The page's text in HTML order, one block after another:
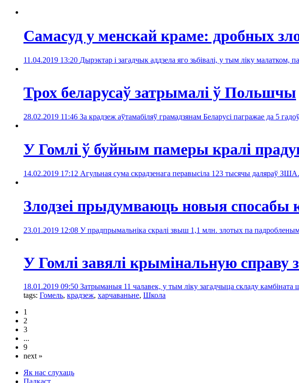
Самасуд у менскай краме: дробных
11.04.2019 13:20 Дырэктар і загадчык аддзела яго зьбівалі, у тым ліку малатком,
Трох беларусаў затрымалі ў Польшчы
28.02.2019 11:46 За крадзеж аўтамабіляў грамадзянам Беларусі пагражае да 5
У Гомлі ў буйным памеры кралі
14.02.2019 17:12 Агульная сума скрадзенага перавысіла 123 тысячы даляраў ЗША.
Злодзеі прыдумваюць новыя спосабы
23.01.2019 12:08 У прадпрымальніка скралі звыш 1,1 млн. злотых па
У Гомлі завялі крымінальную справу
18.01.2019 09:50 Затрыманыя 11 чалавек, у тым ліку загадчыца складу
tags: Гомель, крадзеж, харчаваньне, Школа
1
2
3
...
9
next »
Як нас слухаць